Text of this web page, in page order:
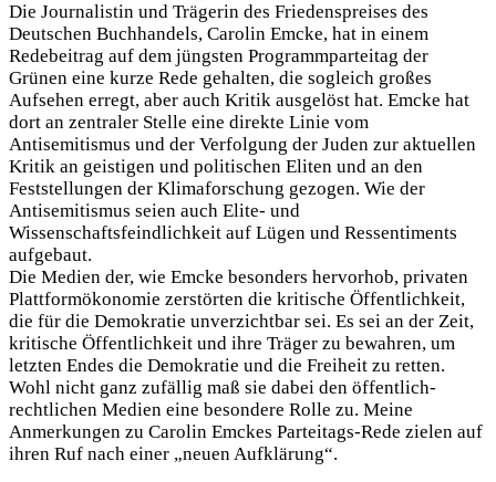
Die Journalistin und Trägerin des Friedenspreises des
Deutschen Buchhandels, Carolin Emcke, hat in einem
Redebeitrag auf dem jüngsten Programmparteitag der
Grünen eine kurze Rede gehalten, die sogleich großes
Aufsehen erregt, aber auch Kritik ausgelöst hat. Emcke hat
dort an zentraler Stelle eine direkte Linie vom
Antisemitismus und der Verfolgung der Juden zur aktuellen
Kritik an geistigen und politischen Eliten und an den
Feststellungen der Klimaforschung gezogen. Wie der
Antisemitismus seien auch Elite- und
Wissenschaftsfeindlichkeit auf Lügen und Ressentiments
aufgebaut.
Die Medien der, wie Emcke besonders hervorhob, privaten
Plattformökonomie zerstörten die kritische Öffentlichkeit,
die für die Demokratie unverzichtbar sei. Es sei an der Zeit,
kritische Öffentlichkeit und ihre Träger zu bewahren, um
letzten Endes die Demokratie und die Freiheit zu retten.
Wohl nicht ganz zufällig maß sie dabei den öffentlich-
rechtlichen Medien eine besondere Rolle zu. Meine
Anmerkungen zu Carolin Emckes Parteitags-Rede zielen auf
ihren Ruf nach einer „neuen Aufklärung“.